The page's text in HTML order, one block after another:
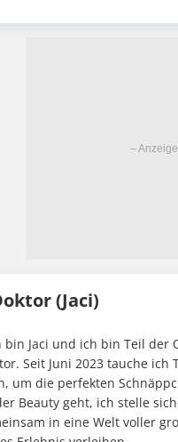
(Jaci)
bin Jaci und ich bin Teil der
Seit Juni 2023 tauche
um die perfekten
Beauty geht, ich stelle
in eine Welt voller